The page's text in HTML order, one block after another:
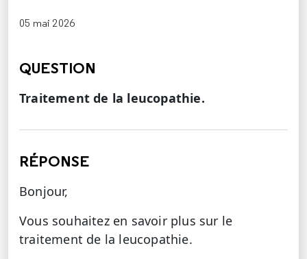
05 mai 2026
QUESTION
Traitement de la leucopathie.
RÉPONSE
Bonjour,
Vous souhaitez en savoir plus sur le
traitement de la leucopathie.